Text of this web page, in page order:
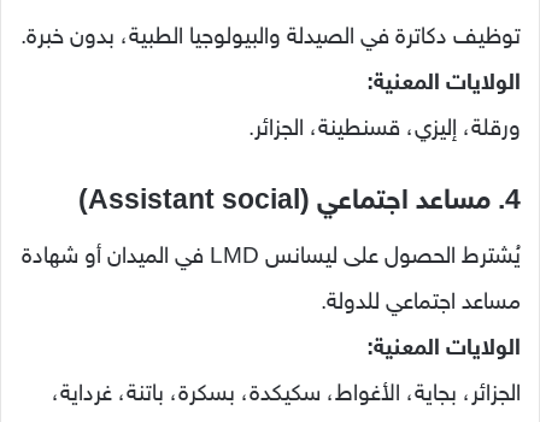
توظيف دكاترة في الصيدلة والبيولوجيا الطبية، بدون خبرة.
الولايات المعنية:
ورقلة، إليزي، قسنطينة، الجزائر.
4. مساعد اجتماعي (Assistant social)
يُشترط الحصول على ليسانس LMD في الميدان أو شهادة
مساعد اجتماعي للدولة.
الولايات المعنية:
الجزائر، بجاية، الأغواط، سكيكدة، بسكرة، باتنة، غرداية،